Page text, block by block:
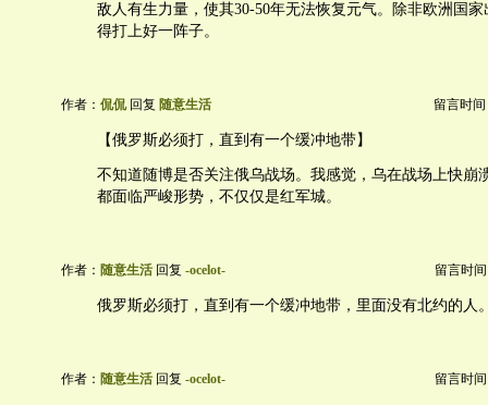
敌人有生力量，使其30-50年无法恢复元气。除非欧洲国
得打上好一阵子。
作者： 侃侃回复 随意生活 留言时间
【俄罗斯必须打，直到有一个缓冲地带】
不知道随博是否关注俄乌战场。我感觉，乌在战场上快崩
都面临严峻形势，不仅仅是红军城。
作者： 随意生活 回复 -ocelot- 留言时间
俄罗斯必须打，直到有一个缓冲地带，里面没有北约的人
作者： 随意生活 回复 -ocelot- 留言时间